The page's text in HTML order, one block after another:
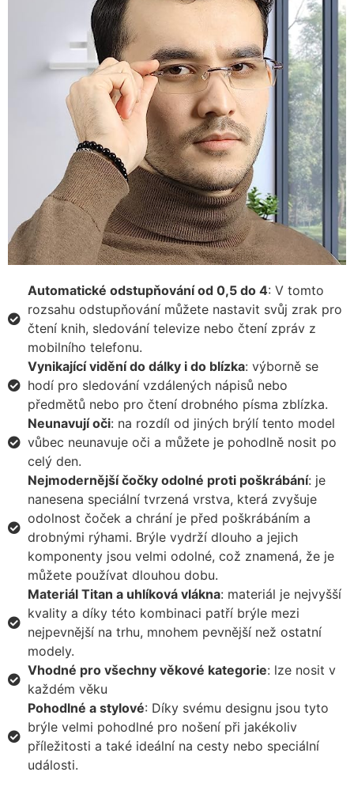
Automatické odstupňování od 0,5 do 4: V tomto
rozsahu odstupňování můžete nastavit svůj zrak pro
čtení knih, sledování televize nebo čtení zpráv z
mobilního telefonu.
Vynikající vidění do dálky i do blízka: výborně se
hodí pro sledování vzdálených nápisů nebo
předmětů nebo pro čtení drobného písma zblízka.
Neunavují oči: na rozdíl od jiných brýlí tento model
vůbec neunavuje oči a můžete je pohodlně nosit po
celý den.
Nejmodernější čočky odolné proti poškrábání: je
nanesena speciální tvrzená vrstva, která zvyšuje
odolnost čoček a chrání je před poškrábáním a
drobnými rýhami. Brýle vydrží dlouho a jejich
komponenty jsou velmi odolné, což znamená, že je
můžete používat dlouhou dobu.
Materiál Titan a uhlíková vlákna: materiál je nejvyšší
kvality a díky této kombinaci patří brýle mezi
nejpevnější na trhu, mnohem pevnější než ostatní
modely.
Vhodné pro všechny věkové kategorie: lze nosit v
každém věku
Pohodlné a stylové: Díky svému designu jsou tyto
brýle velmi pohodlné pro nošení při jakékoliv
příležitosti a také ideální na cesty nebo speciální
události.